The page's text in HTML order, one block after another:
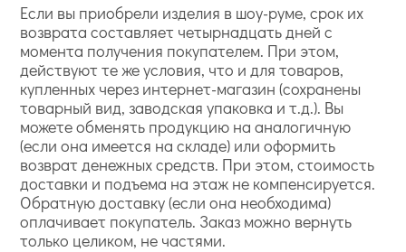
Если вы приобрели изделия в шоу-руме, срок их
возврата составляет четырнадцать дней с
момента получения покупателем. При этом,
действуют те же условия, что и для товаров,
купленных через интернет-магазин (сохранены
товарный вид, заводская упаковка и т.д.). Вы
можете обменять продукцию на аналогичную
(если она имеется на складе) или оформить
возврат денежных средств. При этом, стоимость
доставки и подъема на этаж не компенсируется.
Обратную доставку (если она необходима)
оплачивает покупатель. Заказ можно вернуть
только целиком, не частями.